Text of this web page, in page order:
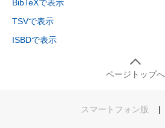
BibTeXで表示
TSVで表示
ISBDで表示
ページトップへ
スマートフォン版 |